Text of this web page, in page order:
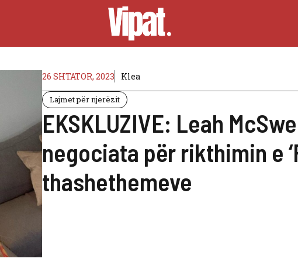
26 SHTATOR, 2023 Klea
Lajmet për njerëzit
EKSKLUZIVE: Leah
negociata për rikthimin e
thashethemeve